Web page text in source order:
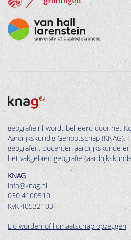
geografie.nl wordt beheerd door het
Aardrijkskundig Genootschap (KNAG).
geografen, docenten aardrijkskunde
het vakgebied geografie
KNAG
info@knag.nl
030 4100510
KvK 40532103
Lid worden of lidmaatschap opzeggen